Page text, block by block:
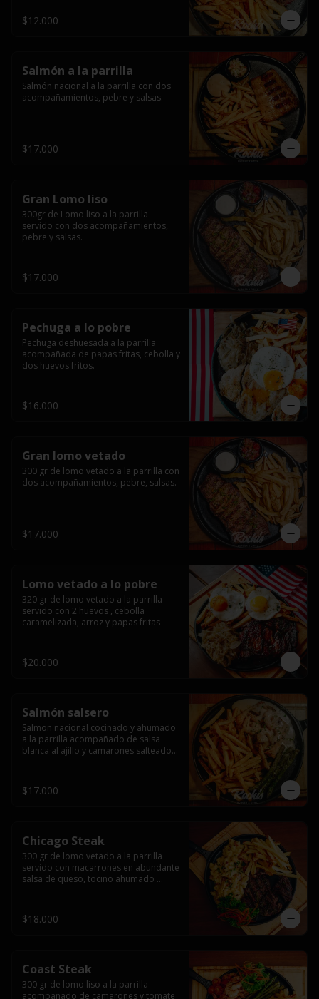
$12.000
Salmón a la parrilla
Salmón nacional a la parrilla con dos
acompañamientos, pebre y salsas.
$17.000
Gran Lomo liso
300gr de Lomo liso a la parrilla
servido con dos acompañamientos,
pebre y salsas.
$17.000
Pechuga a lo pobre
Pechuga deshuesada a la parrilla
acompañada de papas fritas, cebolla y
dos huevos fritos.
$16.000
Gran lomo vetado
300 gr de lomo vetado a la parrilla con
dos acompañamientos, pebre, salsas.
$17.000
Lomo vetado a lo pobre
320 gr de lomo vetado a la parrilla
servido con 2 huevos , cebolla
caramelizada, arroz y papas fritas
$20.000
Salmón salsero
Salmon nacional cocinado y ahumado
a la parrilla acompañado de salsa
blanca al ajillo y camarones salteados,
$17.000
Chicago Steak
300 gr de lomo vetado a la parrilla
servido con macarrones en abundante
salsa de queso, tocino ahumado
$18.000
Coast Steak
300 gr de lomo liso a la parrilla
acompañado de camarones y tomate